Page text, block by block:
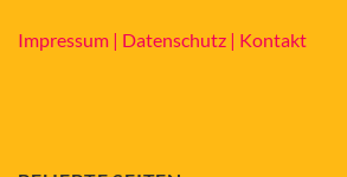
Impressum | Datenschutz | Kontakt